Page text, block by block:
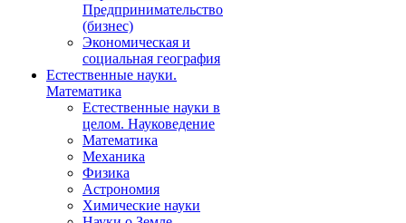
Предпринимательство
(бизнес)
Экономическая и
социальная география
Естественные науки.
Математика
Естественные науки в
целом. Науковедение
Математика
Механика
Физика
Астрономия
Химические науки